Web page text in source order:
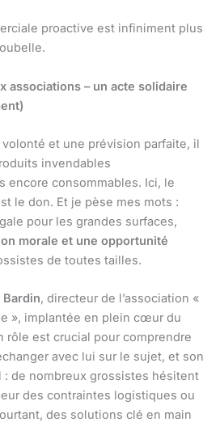
proactive est infiniment plus
associations – un acte solidaire
et une prévision parfaite, il
invendables
encore consommables. Ici, le
le don. Et je pèse mes mots :
pour les grandes surfaces,
morale et une opportunité
de toutes tailles.
Bardin, directeur de l’association «
», implantée en plein cœur du
rôle est crucial pour comprendre
avec lui sur le sujet, et son
: de nombreux grossistes hésitent
des contraintes logistiques ou
des solutions clé en main